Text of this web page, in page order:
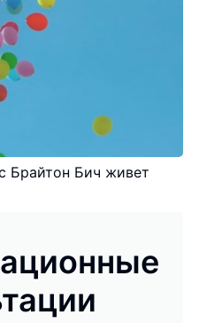
Брайтон Бич живет